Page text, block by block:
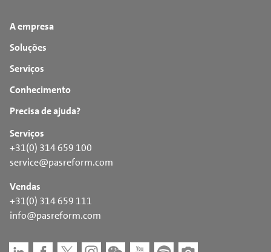
A empresa
Soluções
Serviços
Conhecimento
Precisa de ajuda?
Serviços
+31(0) 314 659 100
service@pasreform.com
Vendas
+31(0) 314 659 111
info@pasreform.com